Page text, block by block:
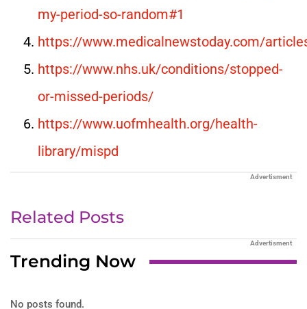
my-period-so-random#1
https://www.medicalnewstoday.com/
https://www.nhs.uk/conditions/stopped-
or-missed-periods/
https://www.uofmhealth.org/health-
library/mispd
Advertisment
Related Posts
Advertisment
Trending Now
No posts found.